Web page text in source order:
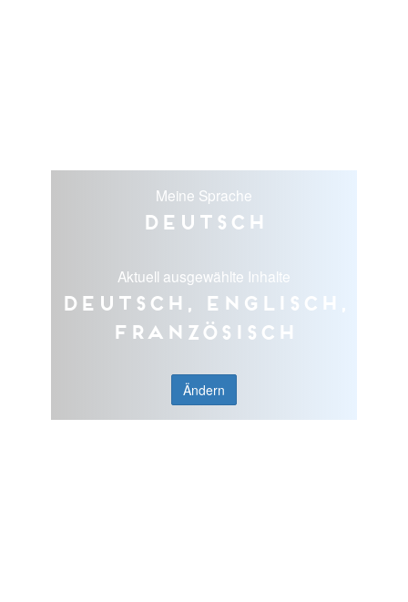
Meine Sprache
Deutsch
Aktuell ausgewählte Inhalte
Deutsch, Englisch,
Französisch
Ändern